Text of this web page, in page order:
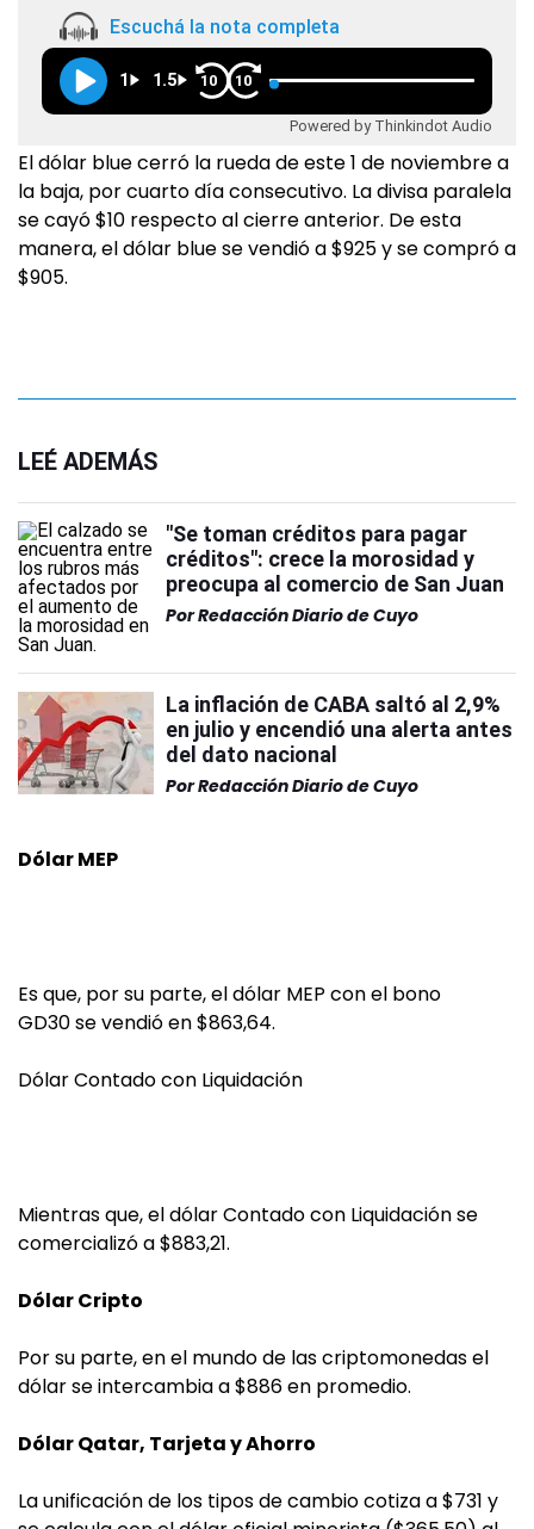
Escuchá la nota completa
1 1.5 10 10
Powered by Thinkindot Audio
El dólar blue cerró la rueda de este 1 de noviembre a
la baja, por cuarto día consecutivo. La divisa paralela
se cayó $10 respecto al cierre anterior. De esta
manera, el dólar blue se vendió a $925 y se compró a
$905.
LEÉ ADEMÁS
"Se toman créditos para pagar
créditos": crece la morosidad y
preocupa al comercio de San Juan
PorRedacción Diario de Cuyo
La inflación de CABA saltó al 2,9%
en julio y encendió una alerta antes
del dato nacional
PorRedacción Diario de Cuyo
Dólar MEP
Es que, por su parte, el dólar MEP con el bono
GD30 se vendió en $863,64.
Dólar Contado con Liquidación
Mientras que, el dólar Contado con Liquidación se
comercializó a $883,21.
Dólar Cripto
Por su parte, en el mundo de las criptomonedas el
dólar se intercambia a $886 en promedio.
Dólar Qatar, Tarjeta y Ahorro
La unificación de los tipos de cambio cotiza a $731 y